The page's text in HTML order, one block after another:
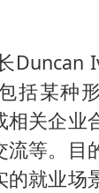
Duncan
括某种
相关企业
流等。目
的就业场